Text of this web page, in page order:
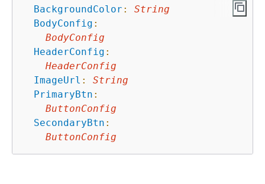
BackgroundColor :
String
BodyConfig :
BodyConfig
HeaderConfig :
HeaderConfig
ImageUrl :
String
PrimaryBtn :
ButtonConfig
SecondaryBtn :
ButtonConfig